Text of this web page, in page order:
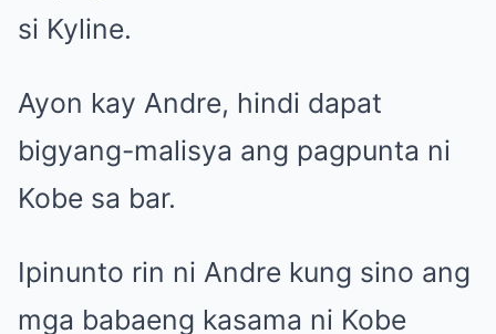
si Kyline.
Ayon kay Andre, hindi dapat
bigyang-malisya ang pagpunta ni
Kobe sa bar.
Ipinunto rin ni Andre kung sino ang
mga babaeng kasama ni Kobe